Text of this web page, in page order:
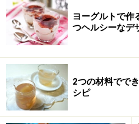
簡単ミニクリスマス
■ミニクリスマスフルーツケー
1
バターときび砂糖をまぜ
卵とバターは室温に戻し、
ム酒につけこんでおきます
ムベラで空気を含ませるよ
ヨーグルトで作
つヘルシーなデ
2つの材料でで
シピ